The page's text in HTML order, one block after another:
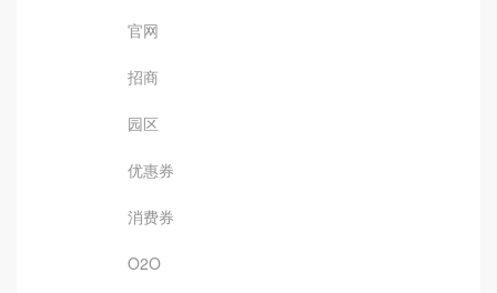
官网
招商
园区
优惠券
消费券
O2O